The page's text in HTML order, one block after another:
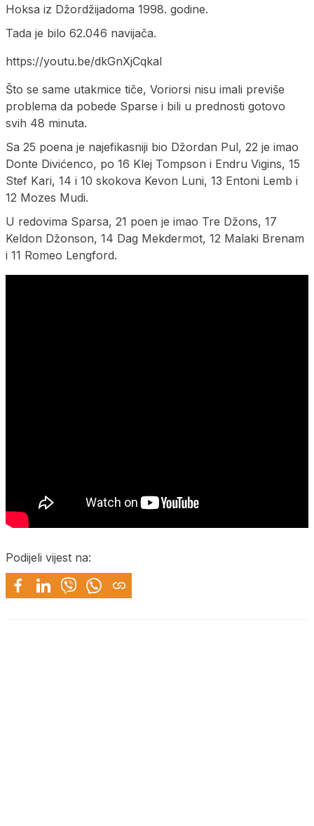
Hoksa iz Džordžijadoma 1998. godine.
Tada je bilo 62.046 navijača.
https://youtu.be/dkGnXjCqkaI
Što se same utakmice tiče, Voriorsi nisu imali previše
problema da pobede Sparse i bili u prednosti gotovo
svih 48 minuta.
Sa 25 poena je najefikasniji bio Džordan Pul, 22 je imao
Donte Divićenco, po 16 Klej Tompson i Endru Vigins, 15
Stef Kari, 14 i 10 skokova Kevon Luni, 13 Entoni Lemb i
12 Mozes Mudi.
U redovima Sparsa, 21 poen je imao Tre Džons, 17
Keldon Džonson, 14 Dag Mekdermot, 12 Malaki Brenam
i 11 Romeo Lengford.
Podijeli vijest na: